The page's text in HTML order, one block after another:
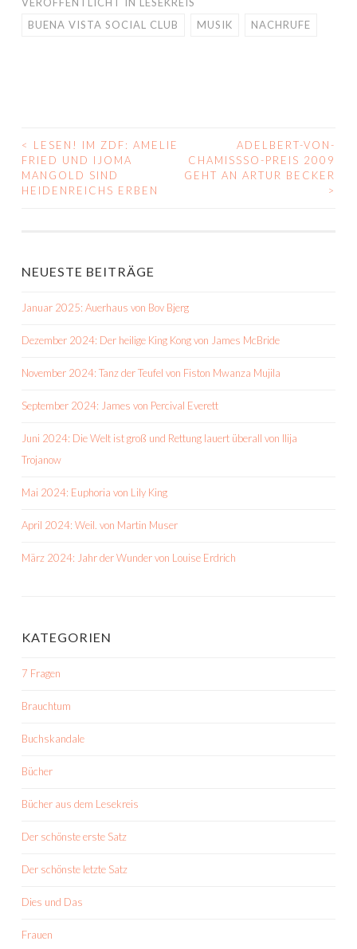
BUENA VISTA SOCIAL CLUB
MUSIK NACHRUFE
BEITRAGS-
NAVIGATION
<
LESEN! IM ZDF: AMELIE
FRIED UND IJOMA
MANGOLD SIND
HEIDENREICHS ERBEN
ADELBERT-VON-
CHAMISSSO-PREIS 2009
GEHT AN ARTUR BECKER
>
NEUESTE BEITRÄGE
Januar 2025: Auerhaus von Bov Bjerg
Dezember 2024: Der heilige King Kong von James McBride
November 2024: Tanz der Teufel von Fiston Mwanza Mujila
September 2024: James von Percival Everett
Juni 2024: Die Welt ist groß und Rettung lauert überall von Ilija
Trojanow
Mai 2024: Euphoria von Lily King
April 2024: Weil. von Martin Muser
März 2024: Jahr der Wunder von Louise Erdrich
KATEGORIEN
7 Fragen
Brauchtum
Buchskandale
Bücher
Bücher aus dem Lesekreis
Der schönste erste Satz
Der schönste letzte Satz
Dies und Das
Frauen